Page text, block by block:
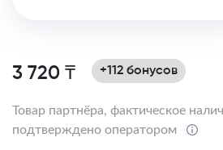
3 720 ₸ +112 бонусов
Товар партнёра, фактическое
подтверждено оператором